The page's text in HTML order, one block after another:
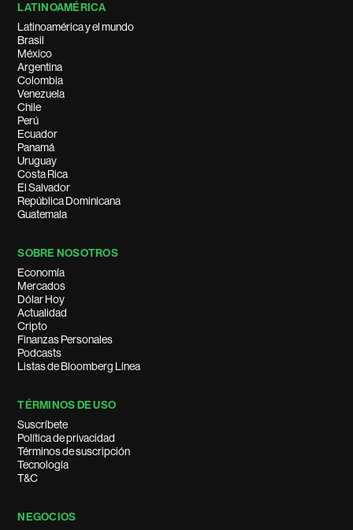
LATINOAMÉRICA
Latinoamérica y el mundo
Brasil
México
Argentina
Colombia
Venezuela
Chile
Perú
Ecuador
Panamá
Uruguay
Costa Rica
El Salvador
República Dominicana
Guatemala
SOBRE NOSOTROS
Economía
Mercados
Dólar Hoy
Actualidad
Cripto
Finanzas Personales
Podcasts
Listas de Bloomberg Línea
TÉRMINOS DE USO
Suscríbete
Política de privacidad
Términos de suscripción
Tecnología
T&C
NEGOCIOS